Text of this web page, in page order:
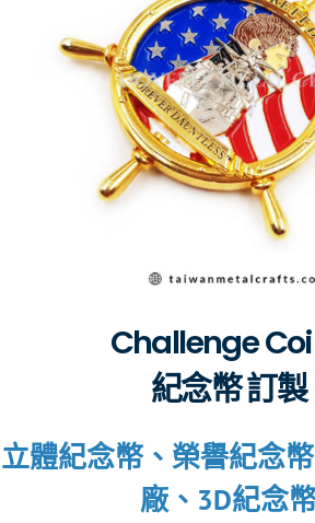
Challenge
紀念幣 訂製
立體紀念幣、榮譽紀念
廠、3D紀念